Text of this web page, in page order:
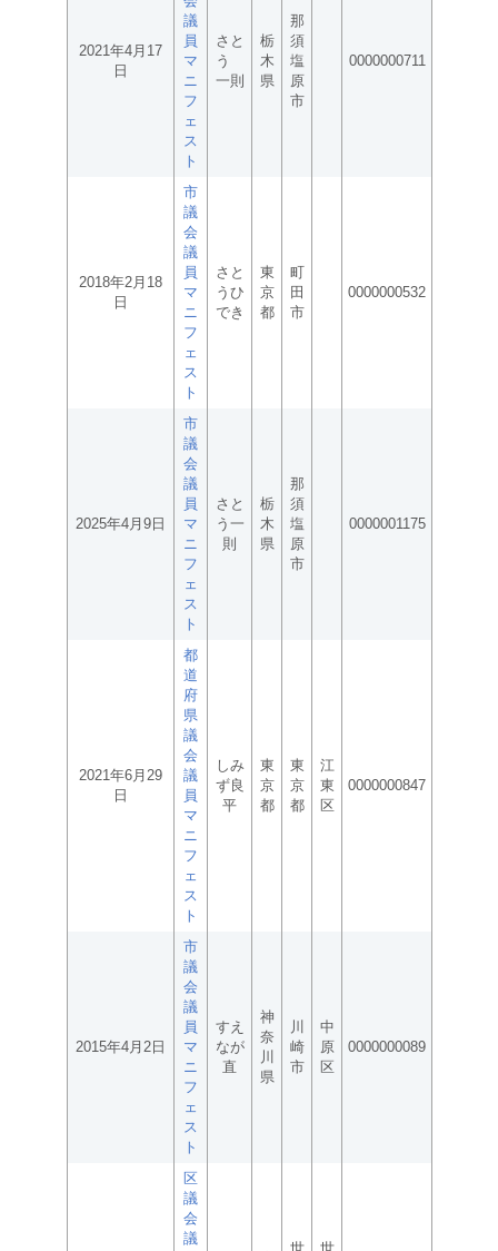
2021年4月17
日
議
員
マ
ニ
フ
ェ
ス
ト
さと
う
一則
栃
木
県
那
須
塩
原
市
0000000711
2018年2月18
日
市
議
会
議
員
マ
ニ
フ
ェ
ス
ト
さと
うひ
でき
東
京
都
町
田
市
0000000532
2025年4月9日
市
議
会
議
員
マ
ニ
フ
ェ
ス
ト
さと
う一
則
栃
木
県
那
須
塩
原
市
0000001175
2021年6月29
日
都
道
府
県
議
会
議
員
マ
ニ
フ
ェ
ス
ト
しみ
ず良
平
東
京
都
東
京
都
江
東
区
0000000847
2015年4月2日
市
議
会
議
員
マ
ニ
フ
ェ
ス
ト
すえ
なが
直
神
奈
川
県
川
崎
市
中
原
区
0000000089
区
議
会
議